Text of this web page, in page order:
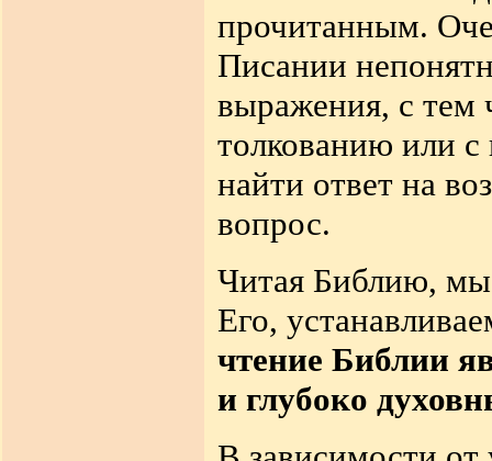
прочитанным.
Писании
выражения, с тем
толкованию или
найти ответ на
вопрос.
Читая Библию,
Его,
чтение Библии
и глубоко